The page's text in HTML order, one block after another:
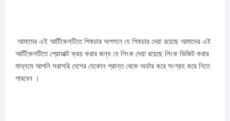
আমাদের এই আর্টিকেলটিতে পিকচার অপশনে যে পিকচার দেয়া রয়েছে আমাদের এই
আর্টিকেলটিতে প্রোডাক্ট ক্রয় করার জন্য যে লিংক দেয়া রয়েছে লিংক ভিজিট করার
মাধ্যমে আপনি সরাসরি দেশের যেকোন প্রান্ত থেকে অর্ডার করে সংগ্রহ করে নিতে
পারবেন ।